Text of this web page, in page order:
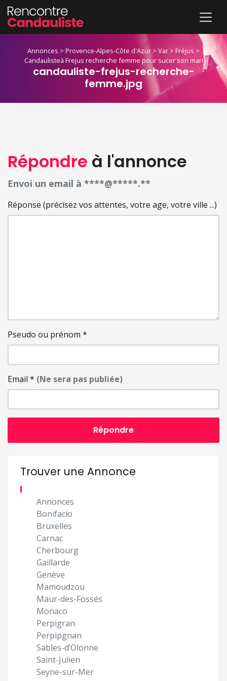
Annonces > Provence-Alpes-Côte d'Azur> Var > Fréjus >
Candaulisteà Frejus recherche femme pour sucer son mari
candauliste-frejus-recherche-
femme.jpg
Répondre à l'annonce
Envoi un email à ****@*****.**
Réponse (précisez vos attentes, votre age, votre ville ...)
Pseudo ou prénom *
Email * (Ne sera pas publiée)
Répondre
Trouver une Annonce
Annonces
Bonifacio
Bruxelles
Carnac
Cherbourg
Gaillarde
Genève
Mamoudzou
Maur-des-Fossés
Monaco
Perpigran
Perpipgnan
Sables-d’Olonne
Saint-Julien
Seyne-sur-Mer